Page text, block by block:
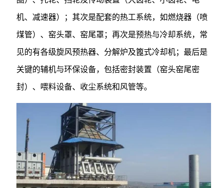
机、减速器）；其次是配套的热工系统，如燃烧器（喷
煤管）、窑头罩、窑尾罩；再次是预热与冷却系统，常
见的有各级旋风预热器、分解炉及篦式冷却机；最后是
关键的辅机与环保设备，包括密封装置（窑头窑尾密
封）、喂料设备、收尘系统和风管等。